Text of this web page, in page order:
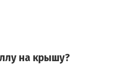
на крышу?